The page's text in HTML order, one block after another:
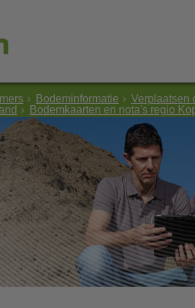
Bodeminformatie Verplaatsen
Bodemkaarten en nota's regio